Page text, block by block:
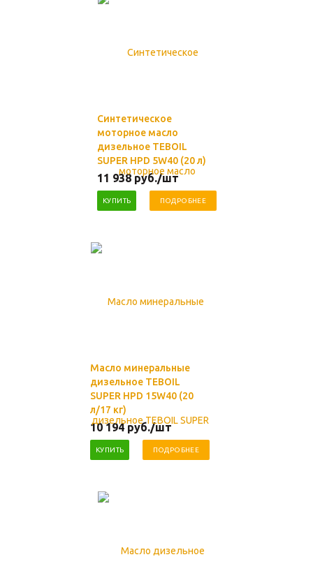
Синтетическое
моторное масло
дизельное TEBOIL
SUPER HPD 5W40 (20 л)
11 938руб./шт
КУПИТЬ ПОДРОБНЕЕ
Масло минеральные
дизельное TEBOIL
SUPER HPD 15W40 (20
л/17 кг)
10 194руб./шт
КУПИТЬ ПОДРОБНЕЕ